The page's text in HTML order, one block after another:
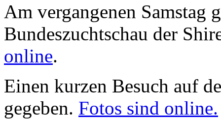
Am vergangenen Samstag
Bundeszuchtschau der
online.
Einen kurzen Besuch auf
gegeben. Fotos sind online.